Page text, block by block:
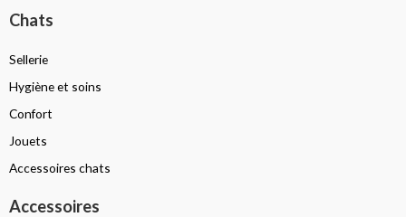
Chats
Sellerie
Hygiène et soins
Confort
Jouets
Accessoires chats
Accessoires